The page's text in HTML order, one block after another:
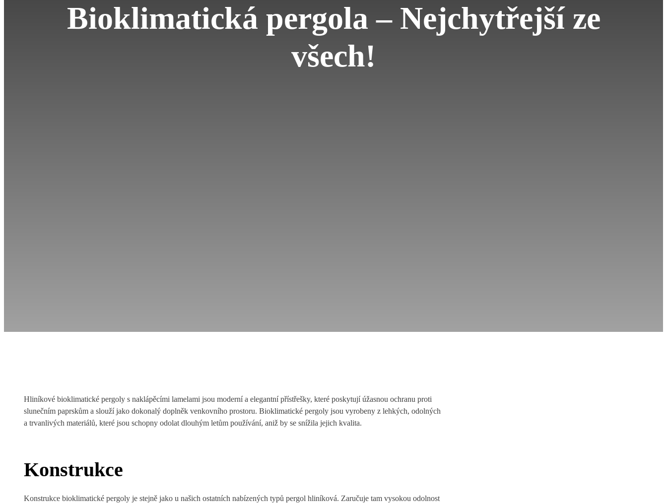
Bioklimatická pergola – Nejchytřejší ze
všech!
Hliníkové bioklimatické pergoly s naklápěcími lamelami jsou moderní a elegantní přístřešky, které poskytují úžasnou ochranu proti
slunečním paprskům a slouží jako dokonalý doplněk venkovního prostoru. Bioklimatické pergoly jsou vyrobeny z lehkých, odolných
a trvanlivých materiálů, které jsou schopny odolat dlouhým letům používání, aniž by se snížila jejich kvalita.
Konstrukce
Konstrukce bioklimatické pergoly je stejně jako u našich ostatních nabízených typů pergol hliníková. Zaručuje tam vysokou odolnost